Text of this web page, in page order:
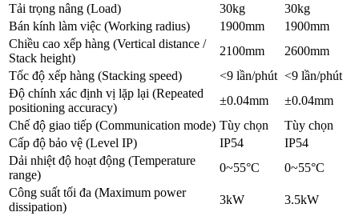
Tải trọng nâng (Load)
30kg
30kg
Bán kính làm việc (Working radius)
1900mm
1900mm
Chiều cao xếp hàng (Vertical distance /
Stack height)
2100mm
2600mm
Tốc độ xếp hàng (Stacking speed)
<9 lần/phút <9 lần/phút
Độ chính xác định vị lặp lại (Repeated
positioning accuracy)
±0.04mm
±0.04mm
Chế độ giao tiếp (Communication mode) Tùy chọn
Tùy chọn
Cấp độ bảo vệ (Level IP)
IP54
IP54
Dải nhiệt độ hoạt động (Temperature
range)
0~55°C
0~55°C
Công suất tối đa (Maximum power
dissipation)
3kW
3.5kW